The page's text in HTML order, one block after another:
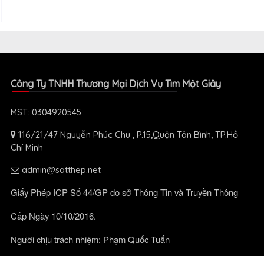
Công Ty TNHH Thương Mại Dịch Vụ Tìm Một Giây
MST: 0304920545
116/21/47 Nguyễn Phúc Chu , P.15,Quận Tân Bình, TP.Hồ
Chí Minh
admin@satthep.net
Giấy Phép ICP Số 44/GP do sở Thông Tin và Truyền Thông
Cấp Ngày 10/10/2016.
Người chịu trách nhiệm: Phạm Quốc Tuấn